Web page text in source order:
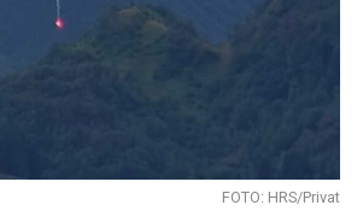
FOTO: HRS/Privat